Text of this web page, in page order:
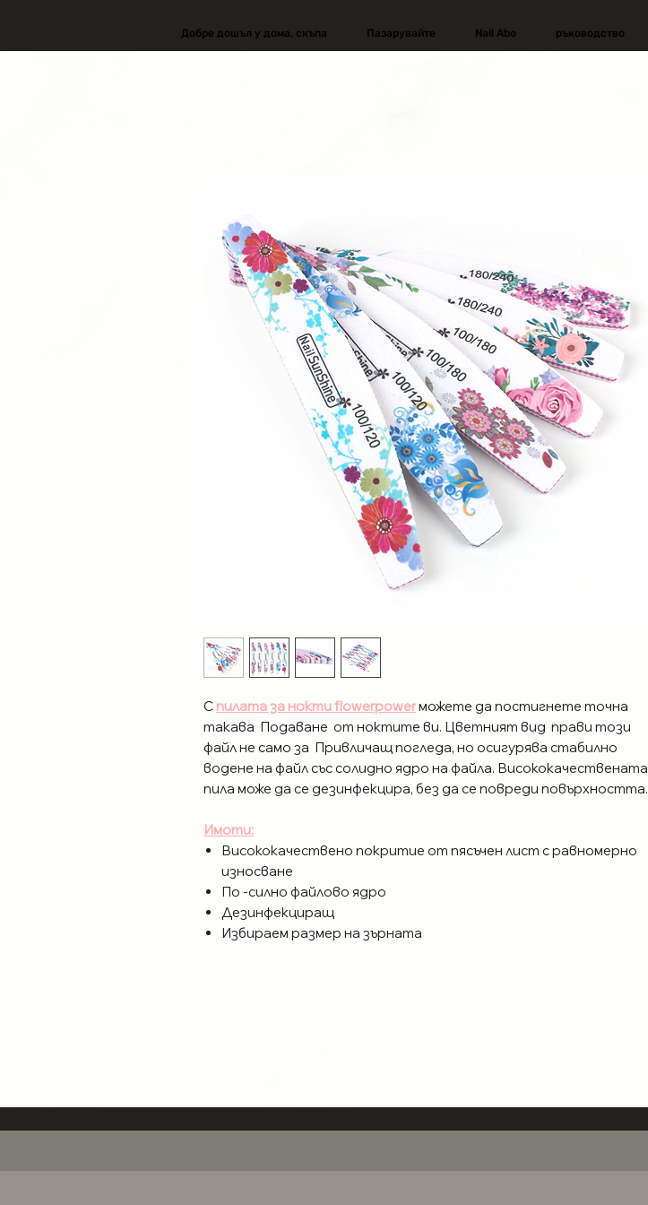
Добре дошъл у дома, скъпа Пазарувайте Nail Abo ръководство
С пилата за нокти flowerpowerможете да постигнете точна
такава Подаване от ноктите ви. Цветният вид прави този
файл не само за Привличащ погледа, но осигурява стабилно
водене на файл със солидно ядро на файла. Висококачествената
пила може да се дезинфекцира, без да се повреди повърхността.
Имоти:
Висококачествено покритие от пясъчен лист с равномерно
износване
По -силно файлово ядро
Дезинфекциращ
Избираем размер на зърната